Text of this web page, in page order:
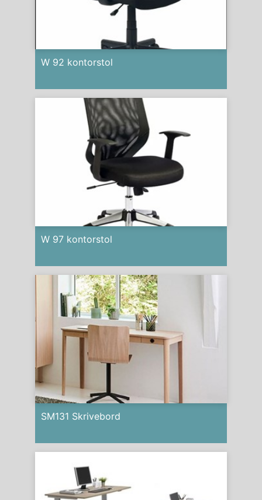
W 92 kontorstol
W 97 kontorstol
SM131 Skrivebord